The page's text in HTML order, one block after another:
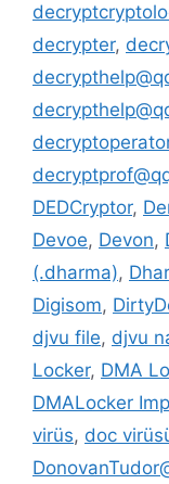
decrypter,
DEDCryptor,
Devoe, Devon,
(.dharma),
Digisom,
djvu file, djvu
Locker, DMA
DMALocker
virüs, doc